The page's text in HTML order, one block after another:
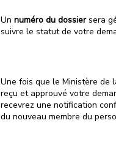
Un numéro du dossiersera
suivre le statut de votre
Une fois que le Ministère de
reçu et approuvé votre
recevrez une notification
du nouveau membre du